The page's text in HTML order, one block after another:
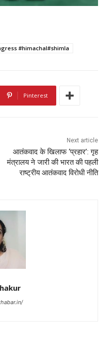
#himachal#shimla
Pinterest
Next article
आतंकवाद के खिलाफ ‘प्रहार’: गृह
मंत्रालय ने जारी की भारत की पहली
राष्ट्रीय आतंकवाद विरोधी नीति